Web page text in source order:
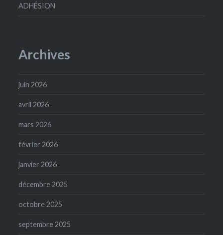
ADHÉSION
Archives
juin 2026
avril 2026
mars 2026
février 2026
janvier 2026
décembre 2025
octobre 2025
septembre 2025